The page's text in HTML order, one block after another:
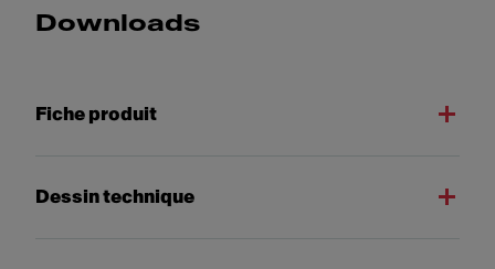
Downloads
Fiche produit
Dessin technique